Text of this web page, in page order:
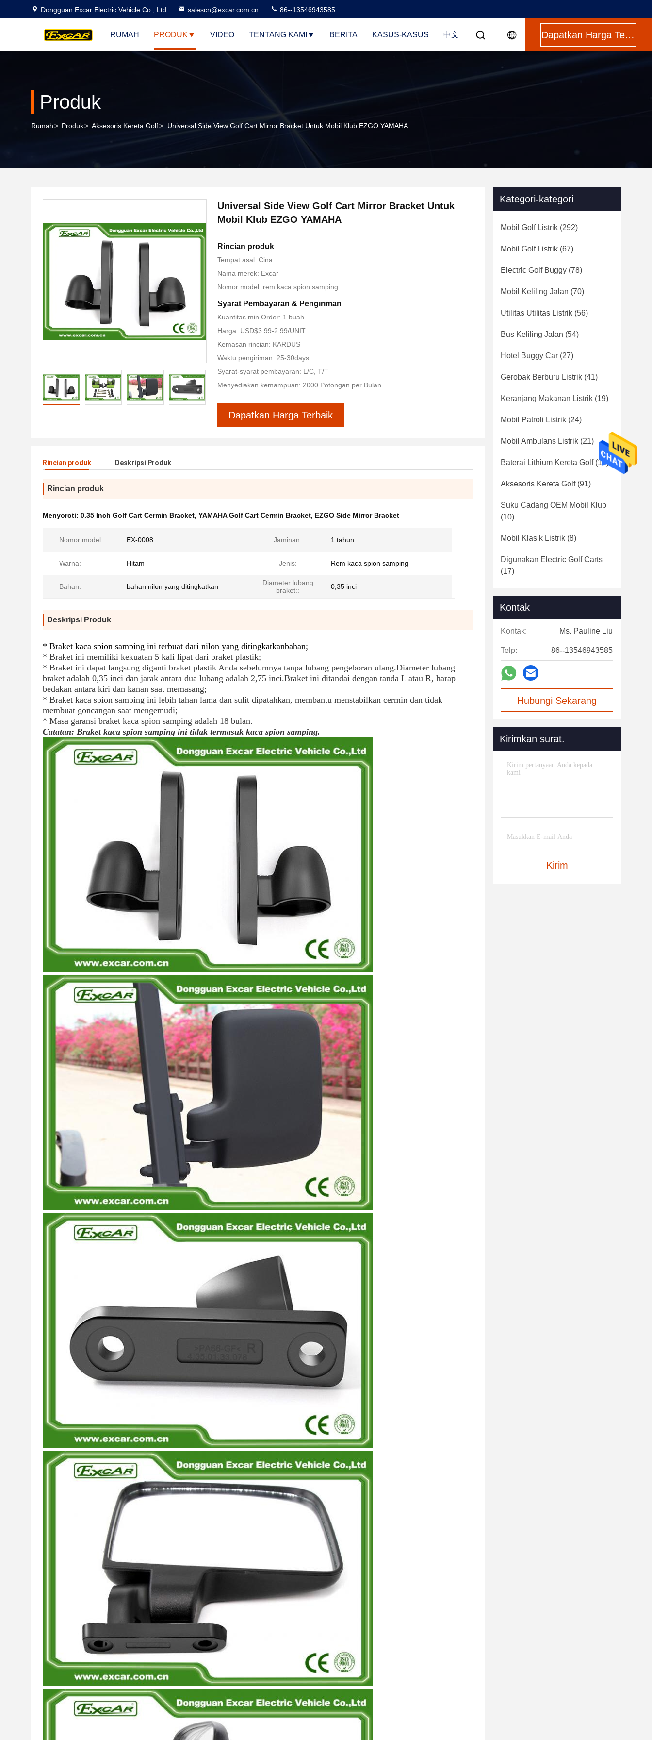
Dongguan Excar Electric Vehicle Co., Ltd salescn@excar.com.cn 86--13546943585
RUMAH PRODUK VIDEO TENTANG KAMI BERITA KASUS-KASUS 中文 Dapatkan Harga Terbaik
Produk
Rumah> Produk> Aksesoris Kereta Golf> Universal Side View Golf Cart Mirror Bracket Untuk Mobil Klub EZGO YAMAHA
Universal Side View Golf Cart Mirror Bracket Untuk
Mobil Klub EZGO YAMAHA
Rincian produk
Tempat asal: Cina
Nama merek: Excar
Nomor model: rem kaca spion samping
Syarat Pembayaran & Pengiriman
Kuantitas min Order: 1 buah
Harga: USD$3.99-2.99/UNIT
Kemasan rincian: KARDUS
Waktu pengiriman: 25-30days
Syarat-syarat pembayaran: L/C, T/T
Menyediakan kemampuan: 2000 Potongan per Bulan
Dapatkan Harga Terbaik
Rincian produk Deskripsi Produk
Rincian produk
Menyoroti: 0.35 Inch Golf Cart Cermin Bracket, YAMAHA Golf Cart Cermin Bracket, EZGO Side Mirror Bracket
Nomor model: EX-0008 Jaminan: 1 tahun
Warna: Hitam Jenis: Rem kaca spion samping
Bahan: bahan nilon yang ditingkatkan
Diameter lubang
braket::
0,35 inci
Deskripsi Produk
* Braket kaca spion samping ini terbuat dari nilon yang ditingkatkanbahan;
* Braket ini memiliki kekuatan 5 kali lipat dari braket plastik;
* Braket ini dapat langsung diganti braket plastik Anda sebelumnya tanpa lubang pengeboran ulang.Diameter lubang
braket adalah 0,35 inci dan jarak antara dua lubang adalah 2,75 inci.Braket ini ditandai dengan tanda L atau R, harap
bedakan antara kiri dan kanan saat memasang;
* Braket kaca spion samping ini lebih tahan lama dan sulit dipatahkan, membantu menstabilkan cermin dan tidak
membuat goncangan saat mengemudi;
* Masa garansi braket kaca spion samping adalah 18 bulan.
Catatan: Braket kaca spion samping ini tidak termasuk kaca spion samping.
Kategori-kategori
Mobil Golf Listrik (292)
Mobil Golf Listrik (67)
Electric Golf Buggy (78)
Mobil Keliling Jalan (70)
Utilitas Utilitas Listrik (56)
Bus Keliling Jalan (54)
Hotel Buggy Car (27)
Gerobak Berburu Listrik (41)
Keranjang Makanan Listrik (19)
Mobil Patroli Listrik (24)
Mobil Ambulans Listrik (21)
Baterai Lithium Kereta Golf(16)
Aksesoris Kereta Golf(91)
Suku Cadang OEM Mobil Klub
(10)
Mobil Klasik Listrik (8)
Digunakan Electric Golf Carts
(17)
Kontak
Kontak: Ms. Pauline Liu
Telp: 86--13546943585
Hubungi Sekarang
Kirimkan surat.
Kirim